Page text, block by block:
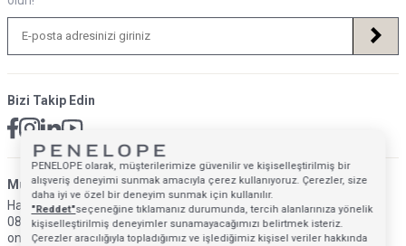
Bizi Takip Edin
Müsteri Hizmetleri İletişim Adresi
Hafta İçi: 09:00 - 18:00
0850 640 1993
onlinedestek@penelopebedroom.com
PENELOPE olarak, müşterilerimize güvenilir ve kişiselleştirilmiş bir
alışveriş deneyimi sunmak amacıyla çerez kullanıyoruz. Çerezler, size
daha iyi ve özel bir deneyim sunmak için kullanılır.
"Reddet"seçeneğine tıklamanız durumunda, tercih alanlarınıza yönelik
kişiselleştirilmiş deneyimler sunamayacağımızı belirtmek isteriz.
Çerezler aracılığıyla topladığımız ve işlediğimiz kişisel veriler hakkında